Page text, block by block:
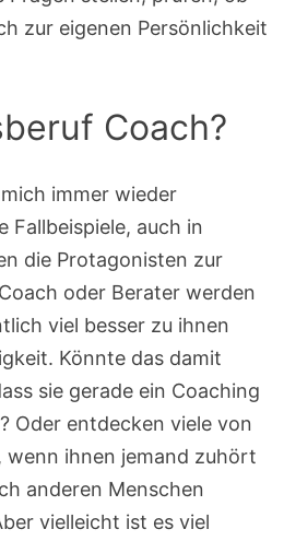
zur eigenen Persönlichkeit
Coach?
immer wieder
Fallbeispiele, auch in
die Protagonisten zur
oder Berater werden
viel besser zu ihnen
Könnte das damit
sie gerade ein Coaching
Oder entdecken viele von
wenn ihnen jemand zuhört
anderen Menschen
vielleicht ist es viel